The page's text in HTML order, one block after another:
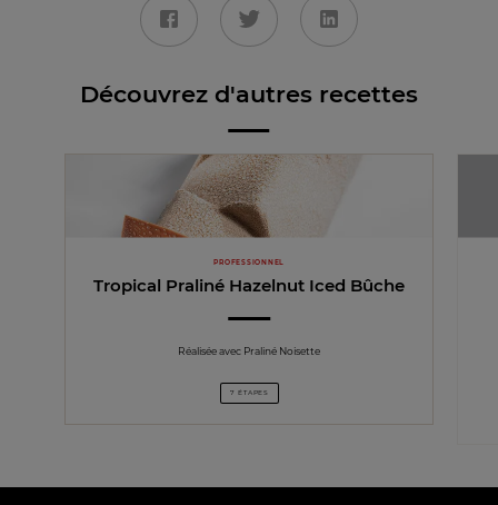
Découvrez d'autres recettes
PROFESSIONNEL
Tropical Praliné Hazelnut Iced Bûche
Réalisée avec Praliné Noisette
7 ÉTAPES